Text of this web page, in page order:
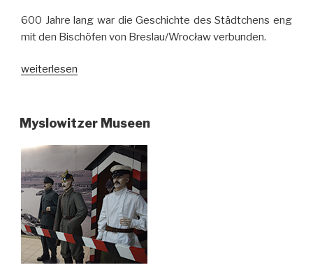
600 Jahre lang war die Geschichte des Städtchens eng
mit den Bischöfen von Breslau/Wrocław verbunden.
„Jauernig/Javorník
Schlesien“
weiterlesen
Myslowitzer Museen